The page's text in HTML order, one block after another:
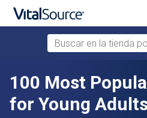
Buscar en la tienda
100 Most
for Young